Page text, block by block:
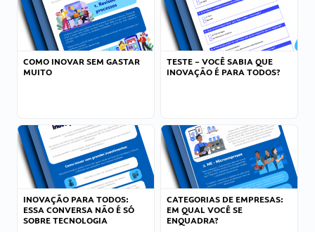
COMO INOVAR SEM GASTAR
MUITO
TESTE – VOCÊ SABIA QUE
INOVAÇÃO É PARA TODOS?
INOVAÇÃO PARA TODOS:
ESSA CONVERSA NÃO É SÓ
SOBRE TECNOLOGIA
CATEGORIAS DE EMPRESAS:
EM QUAL VOCÊ SE
ENQUADRA?